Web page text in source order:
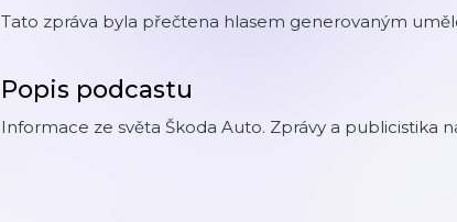
Tato zpráva byla přečtena hlasem generovaným
Popis podcastu
Informace ze světa Škoda Auto. Zprávy a publicistika